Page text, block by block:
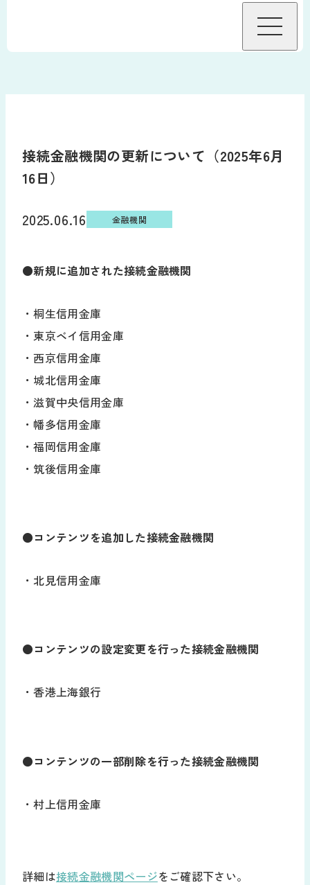
BizHawkEyeについて
機能
データ自動連携オプション
接続金融機関
料金試算
お役立ち資料
サポート
動作環境
販売代理店募集
お知らせ
新規/変更申し込み
接続金融機関の更新について（2025年6月
16日）
2025.06.16 金融機関
●新規に追加された接続金融機関
・桐生信用金庫
・東京ベイ信用金庫
・西京信用金庫
・城北信用金庫
・滋賀中央信用金庫
・幡多信用金庫
・福岡信用金庫
・筑後信用金庫
●コンテンツを追加した接続金融機関
・北見信用金庫
●コンテンツの設定変更を行った接続金融機関
・香港上海銀行
●コンテンツの一部削除を行った接続金融機関
・村上信用金庫
詳細は接続金融機関ページをご確認下さい。